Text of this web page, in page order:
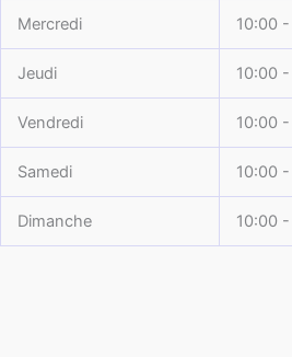
Mercredi 10:00
Jeudi 10:00
Vendredi 10:00
Samedi 10:00
Dimanche 10:00